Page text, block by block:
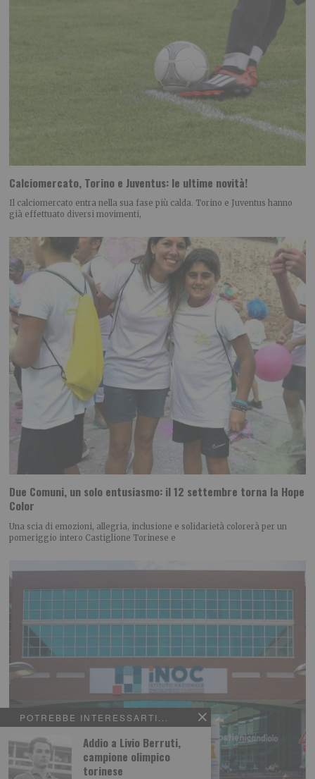
POTREBBE INTERESSARTI...
Addio a Livio Berruti,
campione olimpico
torinese
Calciomercato, Torino e Juventus: le ultime novità!
Il calciomercato entra nella sua fase più calda. Torino e Juventus hanno
già effettuato diversi movimenti,
Due Comuni, un solo entusiasmo: il 12 settembre torna la Hope
Color
Una scia di emozioni, allegria, inclusione e solidarietà colorerà per un
pomeriggio intero Castiglione Torinese e